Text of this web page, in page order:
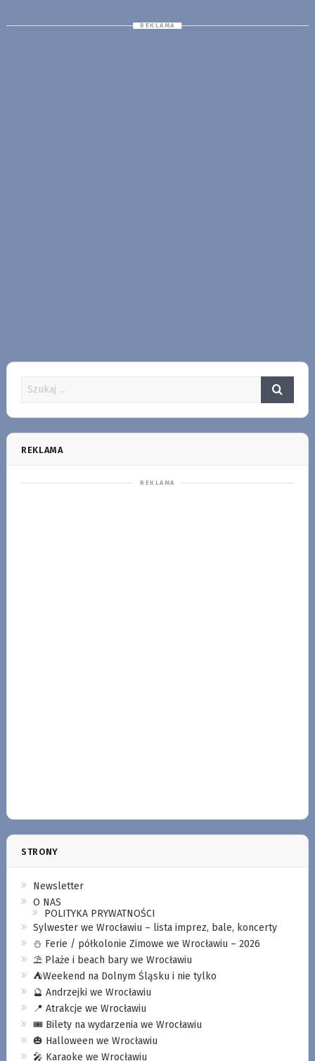
REKLAMA
STRONY
Newsletter
O NAS
POLITYKA PRYWATNOŚCI
Sylwester we Wrocławiu – lista imprez, bale, koncerty
⛄️ Ferie / półkolonie Zimowe we Wrocławiu – 2026
⛱️ Plaże i beach bary we Wrocławiu
⛺️Weekend na Dolnym Śląsku i nie tylko
🔮 Andrzejki we Wrocławiu
📍 Atrakcje we Wrocławiu
🎟️ Bilety na wydarzenia we Wrocławiu
🎃 Halloween we Wrocławiu
🎤 Karaoke we Wrocławiu